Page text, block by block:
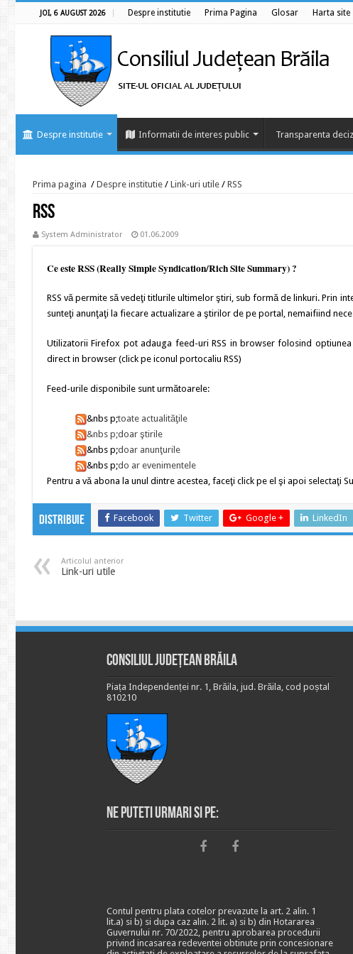
JOI, 6 AUGUST 2026 Despre institutie Prima Pagina Glosar Harta site
Despre institutie Informatii de interes public Transparenta
Prima pagina / Despre institutie / Link-uri utile / RSS
RSS
System Administrator 01.06.2009
Ce este RSS (Really Simple Syndication/Rich Site Summary) ?
RSS vă permite să vedeţi titlurile ultimelor ştiri, sub formă de linkuri. Prin
sunteţi anunţaţi la fiecare actualizare a ştirilor de pe portal, nemaifiind
Utilizatorii Firefox pot adauga feed-uri RSS in browser folosind
direct in browser (click pe iconul portocaliu RSS)
Feed-urile disponibile sunt următoarele:
&nbs p;toate actualităţile
&nbs p;doar ştirile
&nbs p;doar anunţurile
&nbs p;do ar evenimentele
Pentru a vă abona la unul dintre acestea, faceţi click pe el şi apoi selectaţi
Distribuie Facebook Twitter Google + LinkedIn
Articolul anterior
Link-uri utile
Consiliul Județean Brăila
Piața Independenței nr. 1, Brăila, jud. Brăila, cod poștal
810210
Ne puteti urmari si pe:
Contul pentru plata cotelor prevazute la art. 2 alin. 1
lit.a) si b) si dupa caz alin. 2 lit. a) si b) din Hotararea
Guvernului nr. 70/2022, pentru aprobarea procedurii
privind incasarea redeventei obtinute prin concesionare